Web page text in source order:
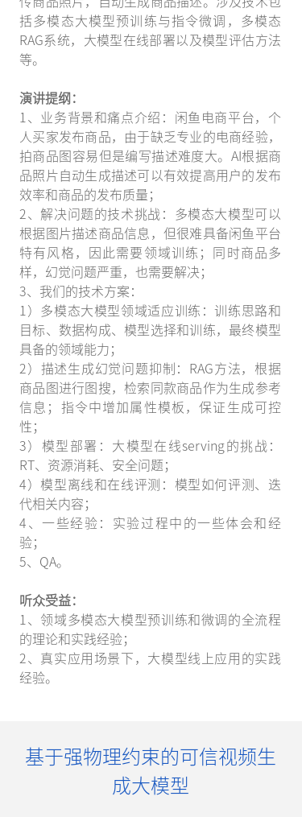
括多模态大模型预训练与指令微调，多模态
RAG系统，大模型在线部署以及模型评估方法
等。
演讲提纲：
1、业务背景和痛点介绍：闲鱼电商平台，个
人买家发布商品，由于缺乏专业的电商经验，
拍商品图容易但是编写描述难度大。AI根据商
品照片自动生成描述可以有效提高用户的发布
效率和商品的发布质量；
2、解决问题的技术挑战：多模态大模型可以
根据图片描述商品信息，但很难具备闲鱼平台
特有风格，因此需要领域训练；同时商品多
样，幻觉问题严重，也需要解决；
3、我们的技术方案：
1）多模态大模型领域适应训练：训练思路和
目标、数据构成、模型选择和训练，最终模型
具备的领域能力；
2）描述生成幻觉问题抑制：RAG方法，根据
商品图进行图搜，检索同款商品作为生成参考
信息；指令中增加属性模板，保证生成可控
性；
3）模型部署：大模型在线serving的挑战：
RT、资源消耗、安全问题；
4）模型离线和在线评测：模型如何评测、迭
代相关内容；
4、一些经验：实验过程中的一些体会和经
验；
5、QA。
听众受益：
1、领域多模态大模型预训练和微调的全流程
的理论和实践经验；
2、真实应用场景下，大模型线上应用的实践
经验。
基于强物理约束的可信视频生
成大模型